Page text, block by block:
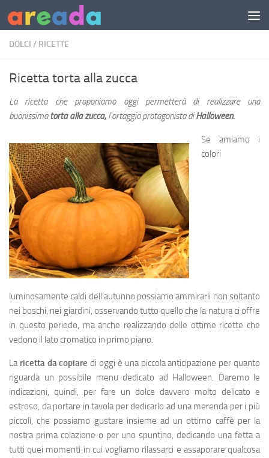
Sotto il contenuto
DOLCI / RICETTE
Ricetta torta alla zucca
La ricetta che proponiamo oggi permetterà di realizzare una
buonissimatorta alla zucca, l’ortaggio protagonista diHalloween.
Se amiamo i
colori
luminosamente caldi dell’autunno possiamo ammirarli non soltanto
nei boschi, nei giardini, osservando tutto quello che la natura ci offre
in questo periodo, ma anche realizzando delle ottime ricette che
vedono il lato cromatico in primo piano.
La ricetta da copiare di oggi è una piccola anticipazione per quanto
riguarda un possibile menu dedicato ad Halloween. Daremo le
indicazioni, quindi, per fare un dolce davvero molto delicato e
estroso, da portare in tavola per dedicarlo ad una merenda per i più
piccoli, che possiamo gustare insieme ad un ottimo caffè per la
nostra prima colazione o per uno spuntino, dedicando una fetta a
tutti quei momenti in cui vogliamo rilassarci e assaporare qualcosa